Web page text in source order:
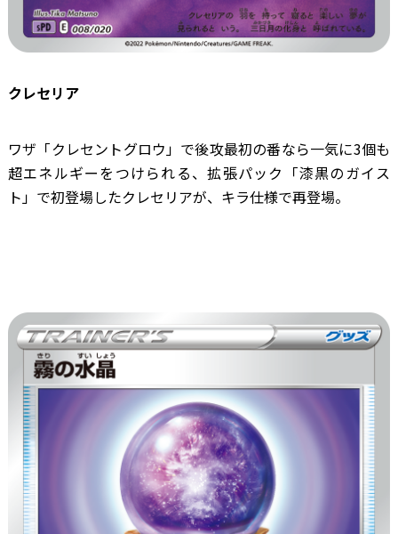
クレセリア
ワザ「クレセントグロウ」で後攻最初の番なら一気に3個も
超エネルギーをつけられる、拡張パック「漆黒のガイス
ト」で初登場したクレセリアが、キラ仕様で再登場。